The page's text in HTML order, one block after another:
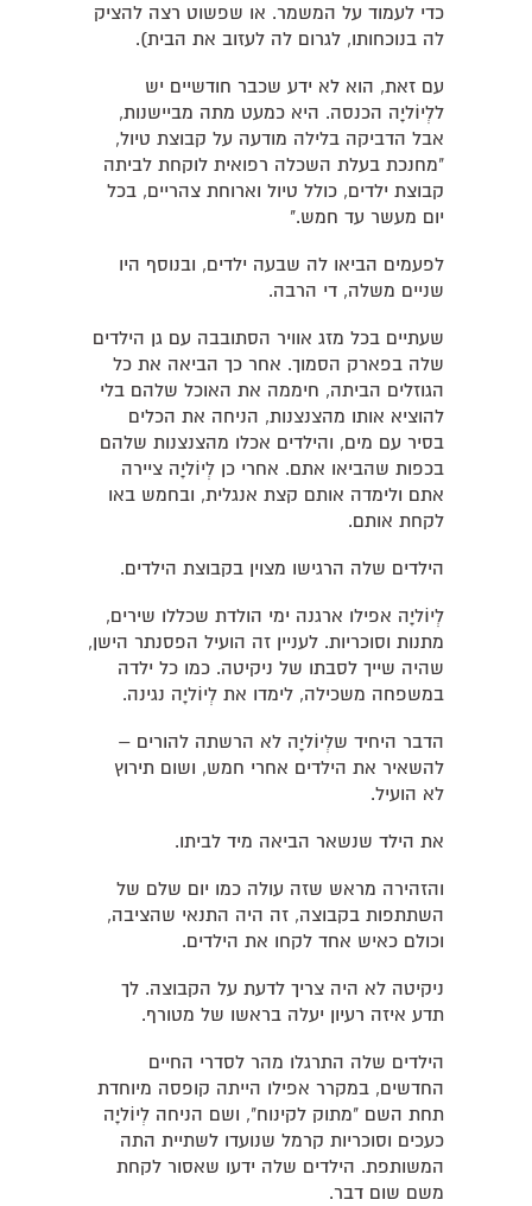
כדי לעמוד על המשמר. או שפשוט רצה להציק
לה בנוכחותו, לגרום לה לעזוב את הבית).
עם זאת, הוא לא ידע שכבר חודשיים יש
ללְיוֹליָה הכנסה. היא כמעט מתה מביישנות,
אבל הדביקה בלילה מודעה על קבוצת טיול,
"מחנכת בעלת השכלה רפואית לוקחת לביתה
קבוצת ילדים, כולל טיול וארוחת צהריים, בכל
יום מעשר עד חמש."
לפעמים הביאו לה שבעה ילדים, ובנוסף היו
שניים משלה, די הרבה.
שעתיים בכל מזג אוויר הסתובבה עם גן הילדים
שלה בפארק הסמוך. אחר כך הביאה את כל
הגוזלים הביתה, חיממה את האוכל שלהם בלי
להוציא אותו מהצנצנות, הניחה את הכלים
בסיר עם מים, והילדים אכלו מהצנצנות שלהם
בכפות שהביאו אתם. אחרי כן לְיוֹליָה ציירה
אתם ולימדה אותם קצת אנגלית, ובחמש באו
לקחת אותם.
הילדים שלה הרגישו מצוין בקבוצת הילדים.
לְיוֹליָה אפילו ארגנה ימי הולדת שכללו שירים,
מתנות וסוכריות. לעניין זה הועיל הפסנתר הישן,
שהיה שייך לסבתו של ניקיטה. כמו כל ילדה
במשפחה משכילה, לימדו את לְיוֹליָה נגינה.
הדבר היחיד שלְיוֹליָה לא הרשתה להורים –
להשאיר את הילדים אחרי חמש, ושום תירוץ
לא הועיל.
את הילד שנשאר הביאה מיד לביתו.
והזהירה מראש שזה עולה כמו יום שלם של
השתתפות בקבוצה, זה היה התנאי שהציבה,
וכולם כאיש אחד לקחו את הילדים.
ניקיטה לא היה צריך לדעת על הקבוצה. לך
תדע איזה רעיון יעלה בראשו של מטורף.
הילדים שלה התרגלו מהר לסדרי החיים
החדשים, במקרר אפילו הייתה קופסה מיוחדת
תחת השם "מתוק לקינוח", ושם הניחה לְיוֹליָה
כעכים וסוכריות קרמל שנועדו לשתיית התה
המשותפת. הילדים שלה ידעו שאסור לקחת
משם שום דבר.